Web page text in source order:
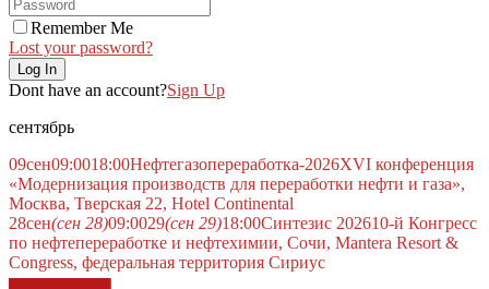
Remember Me
Lost your password?
Dont have an account?Sign Up
сентябрь
09сен09:0018:00Нефтегазопереработка-2026XVI конференция
«Модернизация производств для переработки нефти и газа»,
Москва, Тверская 22, Hotel Continental
28сен(сен 28)09:0029(сен 29)18:00Синтезис 202610-й Конгресс
по нефтепереработке и нефтехимии, Сочи, Mantera Resort &
Congress, федеральная территория Сириус